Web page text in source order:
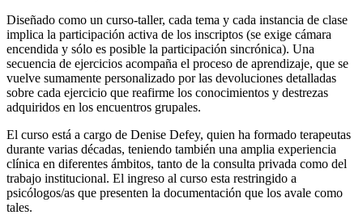
Diseñado como un curso-taller, cada tema y cada instancia de clase
implica la participación activa de los inscriptos (se exige cámara
encendida y sólo es posible la participación sincrónica). Una
secuencia de ejercicios acompaña el proceso de aprendizaje, que se
vuelve sumamente personalizado por las devoluciones detalladas
sobre cada ejercicio que reafirme los conocimientos y destrezas
adquiridos en los encuentros grupales.
El curso está a cargo de Denise Defey, quien ha formado terapeutas
durante varias décadas, teniendo también una amplia experiencia
clínica en diferentes ámbitos, tanto de la consulta privada como del
trabajo institucional. El ingreso al curso esta restringido a
psicólogos/as que presenten la documentación que los avale como
tales.